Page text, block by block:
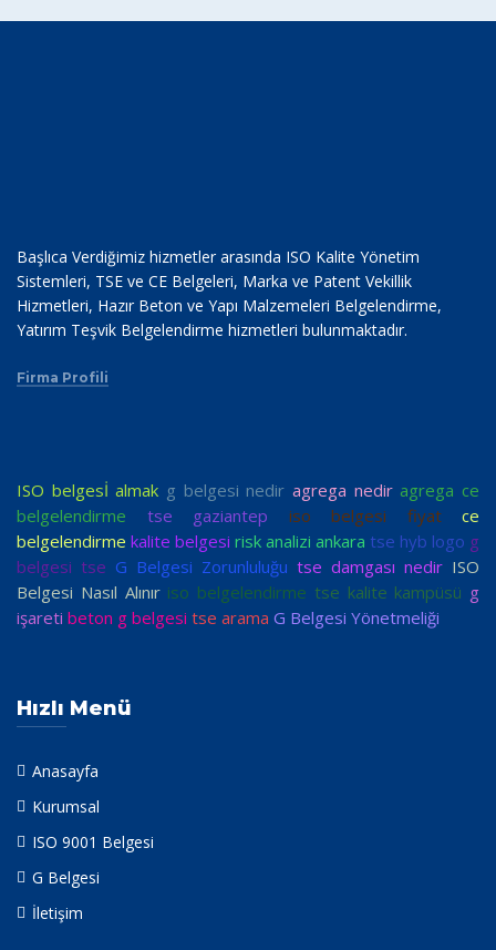
Başlıca Verdiğimiz hizmetler arasında ISO Kalite Yönetim
Sistemleri, TSE ve CE Belgeleri, Marka ve Patent Vekillik
Hizmetleri, Hazır Beton ve Yapı Malzemeleri Belgelendirme,
Yatırım Teşvik Belgelendirme hizmetleri bulunmaktadır.
Firma Profili
ISO belgesİ almak g belgesi nedir agrega nedir agrega ce
belgelendirme
tse gaziantep iso belgesi fiyat
ce
belgelendirme kalite belgesi risk analizi ankara tse hyb logo g
belgesi tse G Belgesi Zorunluluğu tse damgası nedir ISO
Belgesi Nasıl Alınır iso belgelendirme tse kalite kampüsü g
işareti beton g belgesi tse arama G Belgesi Yönetmeliği
Hızlı Menü
Anasayfa
Kurumsal
ISO 9001 Belgesi
G Belgesi
İletişim